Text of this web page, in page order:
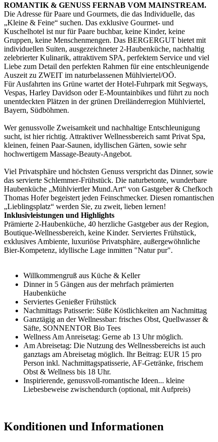
ROMANTIK & GENUSS FERNAB VOM MAINSTREAM.
Die Adresse für Paare und Gourmets, die das Individuelle, das
„Kleine & Feine“ suchen. Das exklusive Gourmet- und
Kuschelhotel ist nur für Paare buchbar, keine Kinder, keine
Gruppen, keine Menschenmengen. Das BERGERGUT bietet mit
individuellen Suiten, ausgezeichneter 2-Haubenküche, nachhaltig
zelebrierter Kulinarik, attraktivem SPA, perfektem Service und viel
Liebe zum Detail den perfekten Rahmen für eine entschleunigende
Auszeit zu ZWEIT im naturbelassenen Mühlviertel/OÖ.
Für Ausfahrten ins Grüne wartet der Hotel-Fuhrpark mit Segways,
Vespas, Harley Davidson oder E-Mountainbikes und führt zu noch
unentdeckten Plätzen in der grünen Dreiländerregion Mühlviertel,
Bayern, Südböhmen.
Wer genussvolle Zweisamkeit und nachhaltige Entschleunigung
sucht, ist hier richtig. Attraktiver Wellnessbereich samt Privat Spa,
kleinen, feinen Paar-Saunen, idyllischen Gärten, sowie sehr
hochwertigem Massage-Beauty-Angebot.
Viel Privatsphäre und höchsten Genuss verspricht das Dinner, sowie
das servierte Schlemmer-Frühstück. Die naturbetonte, wunderbare
Haubenküche „Mühlviertler Mund.Art“ von Gastgeber & Chefkoch
Thomas Hofer begeistert jeden Feinschmecker. Diesen romantischen
„Lieblingsplatz“ werden Sie, zu zweit, lieben lernen!
Inklusivleistungen und Highlights
Prämierte 2-Haubenküche, 40 herzliche Gastgeber aus der Region,
Boutique-Wellnessbereich, keine Kinder. Serviertes Frühstück,
exklusives Ambiente, luxuriöse Privatsphäre, außergewöhnliche
Bier-Kompetenz, idyllische Lage inmitten "Natur pur".
Willkommengruß aus Küche & Keller
Dinner in 5 Gängen aus der mehrfach prämierten
Haubenküche
Serviertes Genießer Frühstück
Nachmittags Patisserie: Süße Köstlichkeiten am Nachmittag
Ganztägig an der Wellnessbar: frisches Obst, Quellwasser &
Säfte, SONNENTOR Bio Tees
Wellness Am Anreisetag: Gerne ab 13 Uhr möglich.
Am Abreisetag: Die Nutzung des Wellnessbereichs ist auch
ganztags am Abreisetag möglich. Ihr Beitrag: EUR 15 pro
Person inkl. Nachmittagspatisserie, AF-Getränke, frischem
Obst & Wellness bis 18 Uhr.
Inspirierende, genussvoll-romantische Ideen... kleine
Liebesbeweise zwischendurch (optional, mit Aufpreis)
Konditionen und Informationen